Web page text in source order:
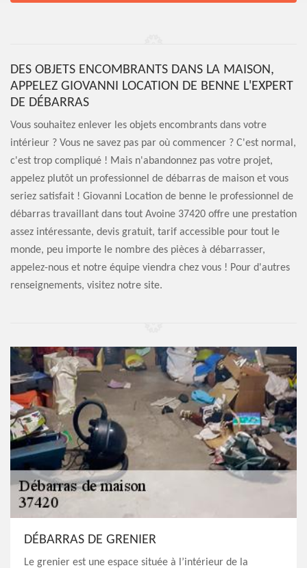
DES OBJETS ENCOMBRANTS DANS LA MAISON,
APPELEZ GIOVANNI LOCATION DE BENNE L'EXPERT
DE DÉBARRAS
Vous souhaitez enlever les objets encombrants dans votre
intérieur ? Vous ne savez pas par où commencer ? C'est normal,
c'est trop compliqué ! Mais n'abandonnez pas votre projet,
appelez plutôt un professionnel de débarras de maison et vous
seriez satisfait ! Giovanni Location de benne le professionnel de
débarras travaillant dans tout Avoine 37420 offre une prestation
assez intéressante, devis gratuit, tarif accessible pour tout le
monde, peu importe le nombre des pièces à débarrasser,
appelez-nous et notre équipe viendra chez vous ! Pour d'autres
renseignements, visitez notre site.
DÉBARRAS DE GRENIER
Le grenier est une espace située à l’intérieur de la